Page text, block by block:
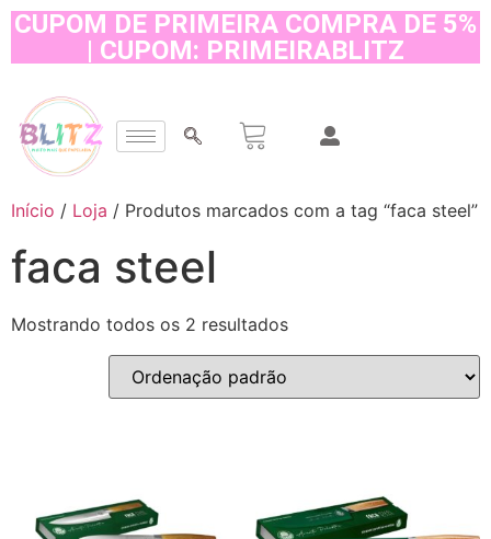
CUPOM DE PRIMEIRA COMPRA DE 5%
| CUPOM: PRIMEIRABLITZ
Início / Loja / Produtos marcados com a tag “faca steel”
faca steel
Mostrando todos os 2 resultados